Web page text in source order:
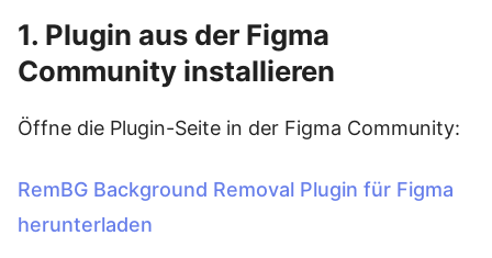
1. Plugin aus der Figma
Community installieren
Öffne die Plugin-Seite in der Figma Community:
RemBG Background Removal Plugin für Figma
herunterladen